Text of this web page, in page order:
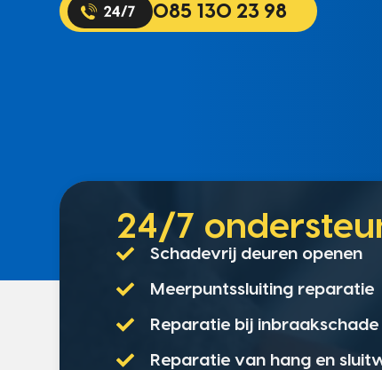
085 130 23 98
24/7
Schadevrij deuren openen
Meerpuntssluiting reparatie
Reparatie bij inbraakschade
Reparatie van hang en